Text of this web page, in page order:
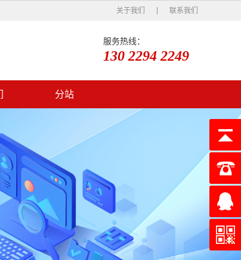
关于我们 联系我们
服务热线：
130 2294 2249
分站